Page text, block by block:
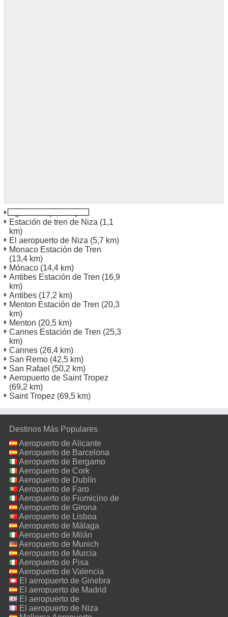
Agradable(0,1 km)
Estación de tren de Niza (1,1
km)
El aeropuerto de Niza (5,7 km)
Monaco Estación de Tren
(13,4 km)
Mónaco (14,4 km)
Antibes Estación de Tren (16,9
km)
Antibes (17,2 km)
Menton Estación de Tren (20,3
km)
Menton (20,5 km)
Cannes Estación de Tren (25,3
km)
Cannes (26,4 km)
San Remo (42,5 km)
San Rafael (50,2 km)
Aeropuerto de Saint Tropez
(69,2 km)
Saint Tropez (69,5 km)
Destinos Más Populares
Aeropuerto de Alicante
Aeropuerto de Barcelona
Aeropuerto de Bergamo
Aeropuerto de Cork
Aeropuerto de Dublín
Aeropuerto de Faro
Aeropuerto de Fiumicino de
Roma
Aeropuerto de Girona
Aeropuerto de Lisboa
Aeropuerto de Málaga
Aeropuerto de Milán
Malpensa
Aeropuerto de Munich
Aeropuerto de Murcia
Aeropuerto de Pisa
Aeropuerto de Valencia
El aeropuerto de Ginebra
El aeropuerto de Madrid
El aeropuerto de
Manchester
El aeropuerto de Niza